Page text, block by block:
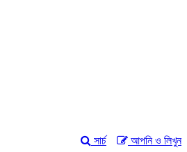
আপনি ও লিখুন
সার্চ